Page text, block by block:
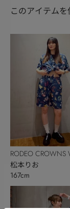
このアイテム
RODEO CROWNS
BOWL
松本りお
167cm